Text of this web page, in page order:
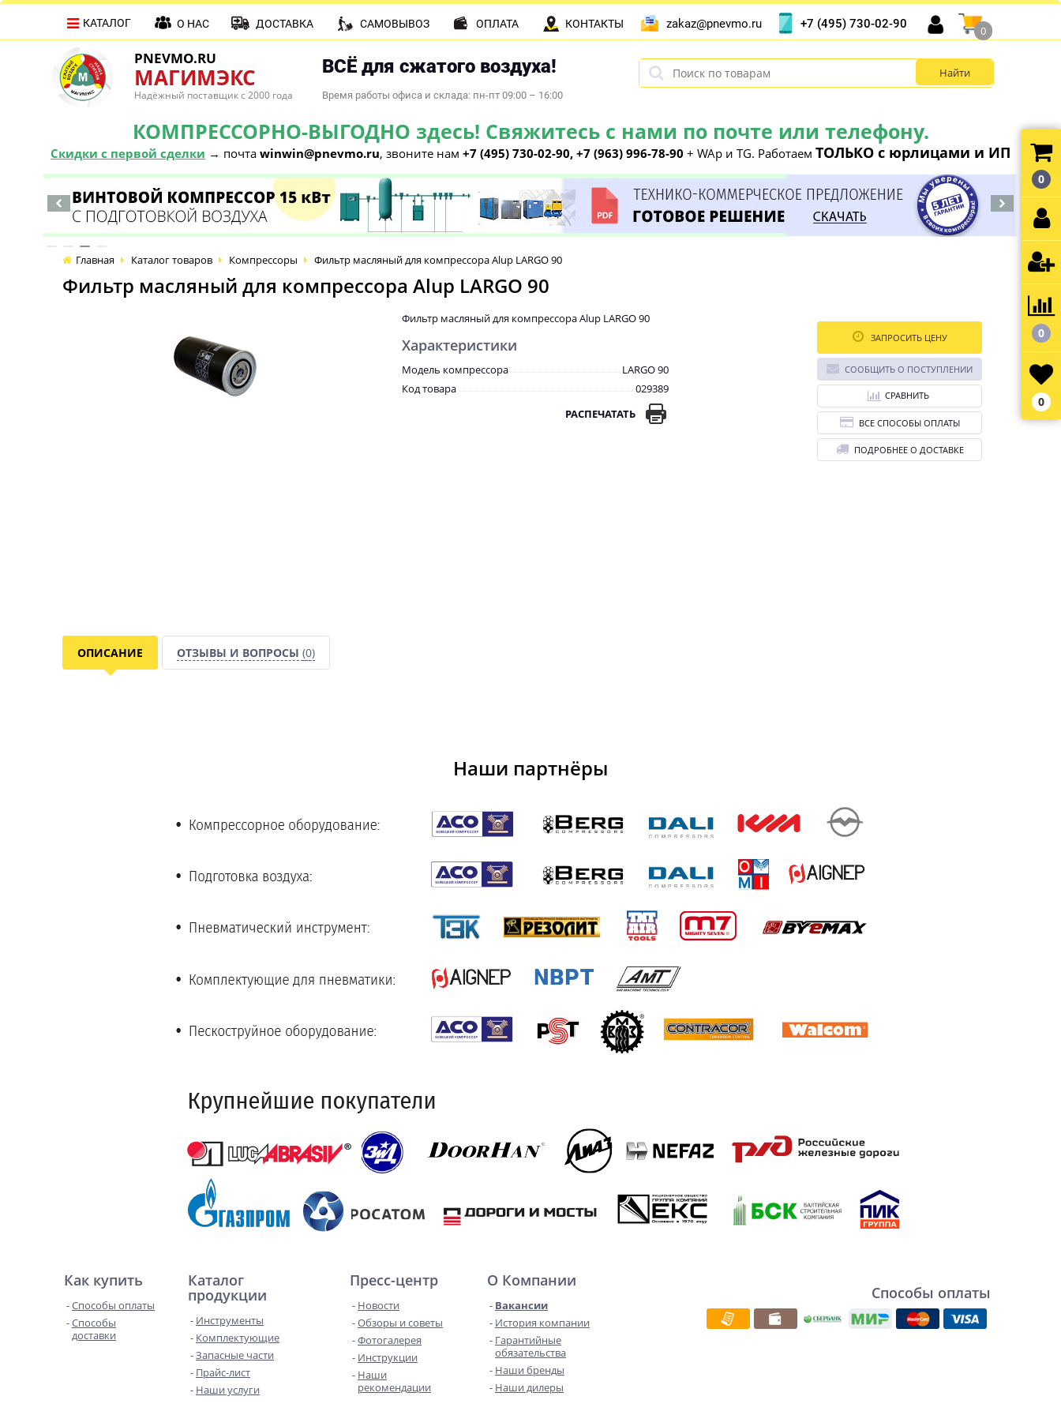
PNEVMO.RU
МАГИМЭКС
Надёжный поставщик с 2000 года
ВСЁ для сжатого воздуха!
Время работы офиса и склада: пн-пт 09:00 – 16:00
КОМПРЕССОРНО-ВЫГОДНО здесь! Свяжитесь с нами по почте или телефону.
Скидки с первой сделки → почта winwin@pnevmo.ru, звоните нам +7 (495) 730-02-90, +7 (963) 996-78-90 + WAp и TG. Работаем ТОЛЬКО с юрлицами и ИП
КАТАЛОГ О НАС ДОСТАВКА САМОВЫВОЗ ОПЛАТА КОНТАКТЫ zakaz@pnevmo.ru +7 (495) 730-02-90
0
Главная Каталог товаров Компрессоры Фильтр масляный для компрессора Alup LARGO 90
Фильтр масляный для компрессора Alup LARGO 90
Фильтр масляный для компрессора Alup LARGO 90
Характеристики
Модель компрессора
LARGO 90
Код товара
029389
РАСПЕЧАТАТЬ
ЗАПРОСИТЬ ЦЕНУ
СООБЩИТЬ О ПОСТУПЛЕНИИ
СРАВНИТЬ
ВСЕ СПОСОБЫ ОПЛАТЫ
ПОДРОБНЕЕ О ДОСТАВКЕ
ОПИСАНИЕ ОТЗЫВЫ И ВОПРОСЫ (0)
Наши партнёры
Как купить
Способы оплаты
Способы
доставки
Каталог
продукции
Инструменты
Комплектующие
Запасные части
Прайс-лист
Наши услуги
Пресс-центр
Новости
Обзоры и советы
Фотогалерея
Инструкции
Наши
рекомендации
О Компании
Вакансии
История компании
Гарантийные
обязательства
Наши бренды
Наши дилеры
Способы оплаты
0
0
0